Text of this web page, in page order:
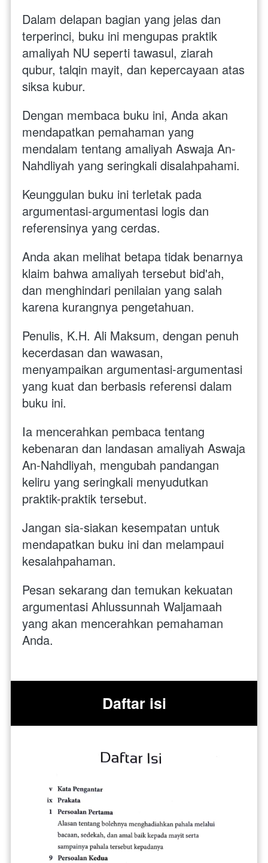
Dalam delapan bagian yang jelas dan
terperinci, buku ini mengupas praktik
amaliyah NU seperti tawasul, ziarah
qubur, talqin mayit, dan kepercayaan atas
siksa kubur.
Dengan membaca buku ini, Anda akan
mendapatkan pemahaman yang
mendalam tentang amaliyah Aswaja An-
Nahdliyah yang seringkali disalahpahami.
Keunggulan buku ini terletak pada
argumentasi-argumentasi logis dan
referensinya yang cerdas.
Anda akan melihat betapa tidak benarnya
klaim bahwa amaliyah tersebut bid'ah,
dan menghindari penilaian yang salah
karena kurangnya pengetahuan.
Penulis, K.H. Ali Maksum, dengan penuh
kecerdasan dan wawasan,
menyampaikan argumentasi-argumentasi
yang kuat dan berbasis referensi dalam
buku ini.
Ia mencerahkan pembaca tentang
kebenaran dan landasan amaliyah Aswaja
An-Nahdliyah, mengubah pandangan
keliru yang seringkali menyudutkan
praktik-praktik tersebut.
Jangan sia-siakan kesempatan untuk
mendapatkan buku ini dan melampaui
kesalahpahaman.
Pesan sekarang dan temukan kekuatan
argumentasi Ahlussunnah Waljamaah
yang akan mencerahkan pemahaman
Anda.
Daftar isi